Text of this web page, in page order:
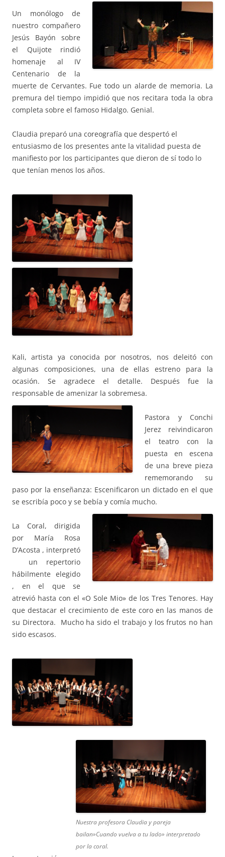
Un monólogo de
nuestro compañero
Jesús Bayón sobre
el Quijote rindió
homenaje al IV
Centenario de la
muerte de Cervantes. Fue todo un alarde de memoria. La
premura del tiempo impidió que nos recitara toda la obra
completa sobre el famoso Hidalgo. Genial.
Claudia preparó una coreografía que despertó el
entusiasmo de los presentes ante la vitalidad puesta de
manifiesto por los participantes que dieron de sí todo lo
que tenían menos los años.
Kali, artista ya conocida por nosotros, nos deleitó con
algunas composiciones, una de ellas estreno para la
ocasión. Se agradece el detalle. Después fue la
responsable de amenizar la sobremesa.
Pastora y Conchi
Jerez reivindicaron
el teatro con la
puesta en escena
de una breve pieza
rememorando su
paso por la enseñanza: Escenificaron un dictado en el que
se escribía poco y se bebía y comía mucho.
La Coral, dirigida
por María Rosa
D’Acosta , interpretó
un repertorio
hábilmente elegido
, en el que se
atrevió hasta con el «O Sole Mio» de los Tres Tenores. Hay
que destacar el crecimiento de este coro en las manos de
su Directora. Mucho ha sido el trabajo y los frutos no han
sido escasos.
Nuestra profesora Claudia y pareja
bailan»Cuando vuelva a tu lado» interpretado
por la coral.